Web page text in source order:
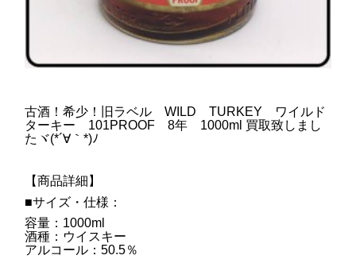
古酒！希少！旧ラベル WILD TURKEY ワイルド
ターキー 101PROOF 8年 1000ml 買取致しまし
たヾ(*´∀｀*)ﾉ
【商品詳細】
■サイズ・仕様：
容量：1000ml
酒種：ウイスキー
アルコール：50.5％